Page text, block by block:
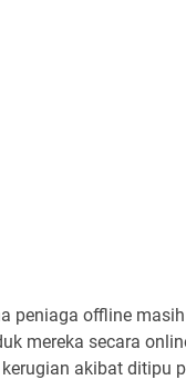
peniaga offline
mereka secara
akibat ditipu